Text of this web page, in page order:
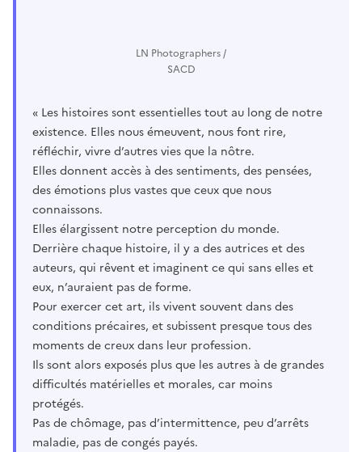
LN Photographers /
SACD
« Les histoires sont essentielles tout au long de notre
existence. Elles nous émeuvent, nous font rire,
réfléchir, vivre d’autres vies que la nôtre.
Elles donnent accès à des sentiments, des pensées,
des émotions plus vastes que ceux que nous
connaissons.
Elles élargissent notre perception du monde.
Derrière chaque histoire, il y a des autrices et des
auteurs, qui rêvent et imaginent ce qui sans elles et
eux, n’auraient pas de forme.
Pour exercer cet art, ils vivent souvent dans des
conditions précaires, et subissent presque tous des
moments de creux dans leur profession.
Ils sont alors exposés plus que les autres à de grandes
difficultés matérielles et morales, car moins
protégés.
Pas de chômage, pas d’intermittence, peu d’arrêts
maladie, pas de congés payés.